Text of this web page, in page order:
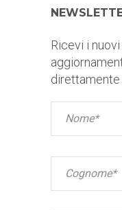
Ricevi i
direttamente